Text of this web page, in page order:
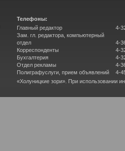
Телефоны:
Главный редактор
Зам. гл. редактора, компьютерный
отдел
Корреспонденты
Бухгалтерия
Отдел рекламы
Полиграфуслуги, прием объявлений
4-
4-
4-
4-
4-
4-
«Холуницкие зори». При использовании